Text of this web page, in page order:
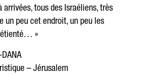
arrivées, tous des Israéliens, très
un peu cet endroit, un peu les
»
DANA
– Jérusalem